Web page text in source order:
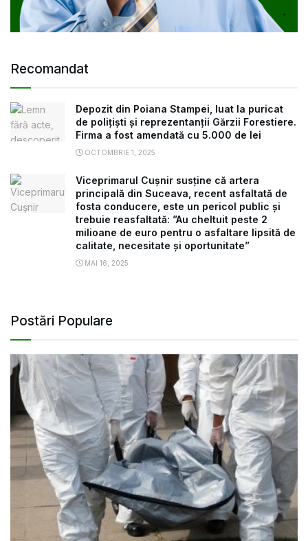
Recomandat
Depozit din Poiana Stampei, luat la puricat
de polițiști și reprezentanții Gărzii Forestiere.
Firma a fost amendată cu 5.000 de lei
OCTOMBRIE 1, 2025
Viceprimarul Cușnir susține că artera
principală din Suceava, recent asfaltată de
fosta conducere, este un pericol public și
trebuie reasfaltată: ”Au cheltuit peste 2
milioane de euro pentru o asfaltare lipsită de
calitate, necesitate și oportunitate”
MAI 16, 2025
Postări Populare